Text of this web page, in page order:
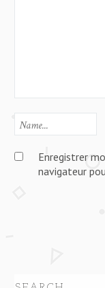
Enregistrer
navigateur